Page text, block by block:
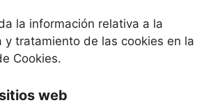
la información relativa a la
y tratamiento de las cookies en la
Cookies.
web